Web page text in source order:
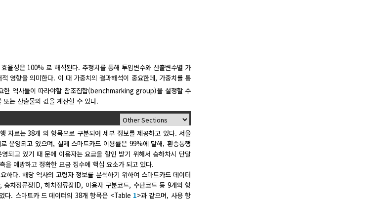
율성은 100% 로 해석된다. 추정치를 통해 투입변수와 산출변수별 가
영향을 의미한다. 이 때 가중치의 결과해석이 중요한데, 가중치를 통
한 역사들이 따라야할 참조집합(benchmarking group)을 설정할 수
는 산출물의 값을 계산할 수 있다.
자료는 38개 의 항목으로 구분되어 세부 정보를 제공하고 있다. 서울
운영되고 있으며, 실제 스마트카드 이용률은 99%에 달해, 환승통행
되고 있기 때 문에 이용자는 요금을 할인 받기 위해서 승하차시 단말
을 예방하고 정확한 요금 징수에 핵심 요소가 되고 있다.
하다. 해당 역사의 고령자 정보를 분석하기 위하여 스마트카드 데이터
차정류장ID, 하차정류장ID, 이용자 구분코드, 수단코드 등 9개의 항
다. 스마트카 드 데이터의 38개 항목은 <Table 1>과 같으며, 사용 항